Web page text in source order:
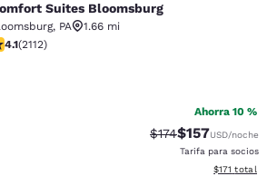
Bloomsburg
Suites Bloomsburg
, PA
1.66 mi
de 4.07 estrellas. Muy bueno. 2112
4.1(2112)
Ahorra 10 %
Precio tachado:
$174Precio con
$157USD/noche
Tarifa para socios
Ver detalles
$171 total